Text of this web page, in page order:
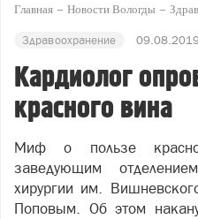
Главная Новости Вологды
Здравоохранение
Кардиолог
красного вина
Миф о пользе
заведующим
хирургии им.
Поповым. Об этом